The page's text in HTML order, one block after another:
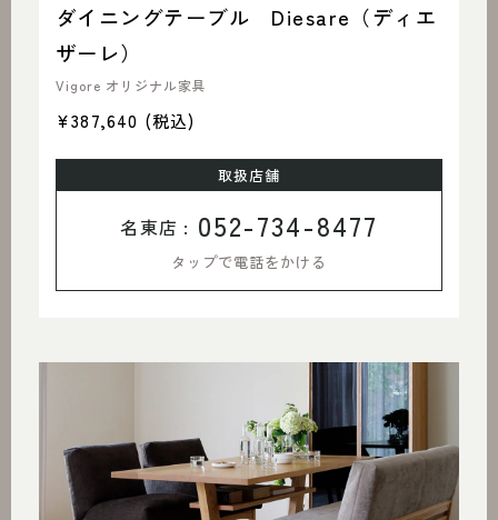
ダイニングテーブル Diesare（ディエ
ザーレ）
Vigore オリジナル家具
¥387,640 (税込)
取扱店舗
名東店 : 052-734-8477
タップで電話をかける